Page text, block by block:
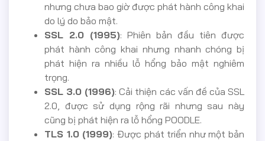
nhưng chưa bao giờ được phát hành công khai
do lý do bảo mật.
SSL 2.0 (1995): Phiên bản đầu tiên được
phát hành công khai nhưng nhanh chóng bị
phát hiện ra nhiều lỗ hổng bảo mật nghiêm
trọng.
SSL 3.0 (1996): Cải thiện các vấn đề của SSL
2.0, được sử dụng rộng rãi nhưng sau này
cũng bị phát hiện ra lỗ hổng POODLE.
TLS 1.0 (1999): Được phát triển như một bản